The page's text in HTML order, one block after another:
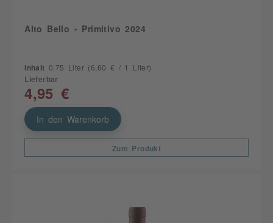
Alto Bello - Primitivo 2024
Inhalt 0.75 Liter (6,60 € / 1 Liter)
Lieferbar
4,95 €
In den Warenkorb
Zum Produkt